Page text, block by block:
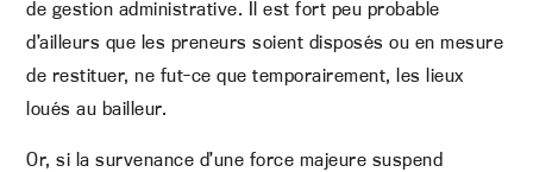
de gestion administrative. Il est fort peu probable
d’ailleurs que les preneurs soient disposés ou en mesure
de restituer, ne fut-ce que temporairement, les lieux
loués au bailleur.
Or, si la survenance d’une force majeure suspend